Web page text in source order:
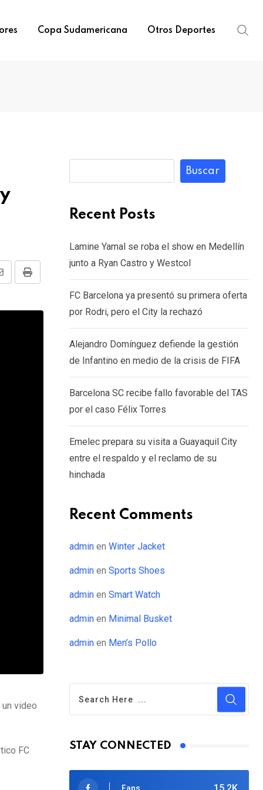
Copa Sudamericana Otros Deportes
Print
video
FC
Buscar
Recent Posts
Lamine Yamal se roba el show en Medellín
junto a Ryan Castro y Westcol
FC Barcelona ya presentó su primera oferta
por Rodri, pero el City la rechazó
Alejandro Domínguez defiende la gestión
de Infantino en medio de la crisis de FIFA
Barcelona SC recibe fallo favorable del TAS
por el caso Félix Torres
Emelec prepara su visita a Guayaquil City
entre el respaldo y el reclamo de su
hinchada
Recent Comments
admin en Winter Jacket
admin en Sports Shoes
admin en Smart Watch
admin en Minimal Busket
admin en Men’s Pollo
STAY CONNECTED